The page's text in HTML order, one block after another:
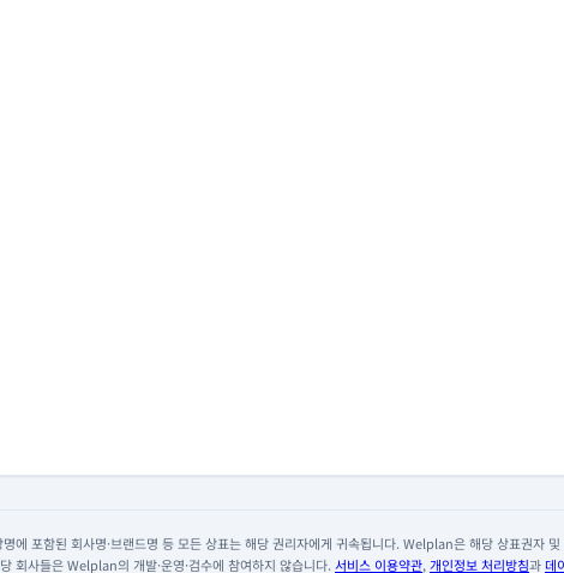
에 포함된 회사명·브랜드명 등 모든 상표는 해당 권리자에게 귀속됩니다. Welplan은 해당 상표권자
회사들은 Welplan의 개발·운영·검수에 참여하지 않습니다. 서비스 이용약관, 개인정보 처리방침과데